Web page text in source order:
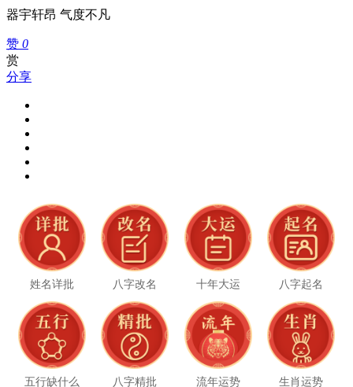
器宇轩昂 气度不凡
赞 0
赏
分享
姓名详批 八字改名 十年大运 八字起名
五行缺什么 八字精批 流年运势 生肖运势